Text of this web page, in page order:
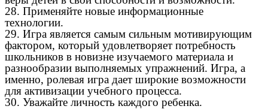
28. Применяйте новые информационные
технологии.
29. Игра является самым сильным мотивирующим
фактором, который удовлетворяет потребность
школьников в новизне изучаемого материала и
разнообразии выполняемых упражнений. Игра, а
именно, ролевая игра дает широкие возможности
для активизации учебного процесса.
30. Уважайте личность каждого ребенка.